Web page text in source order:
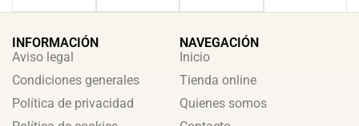
INFORMACIÓN
Aviso legal
Condiciones generales
Política de privacidad
NAVEGACIÓN
Inicio
Tienda online
Quienes somos